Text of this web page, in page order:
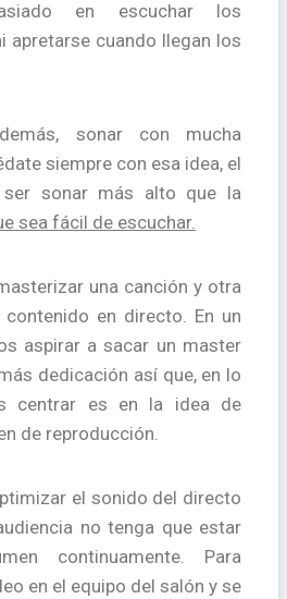
en escuchar los
apretarse cuando llegan los
sonar con mucha
siempre con esa idea, el
sonar más alto que la
sea fácil de escuchar.
una canción y otra
en directo. En un
aspirar a sacar un master
dedicación así que, en lo
centrar es en la idea de
de reproducción.
el sonido del directo
no tenga que estar
continuamente. Para
en el equipo del salón y se